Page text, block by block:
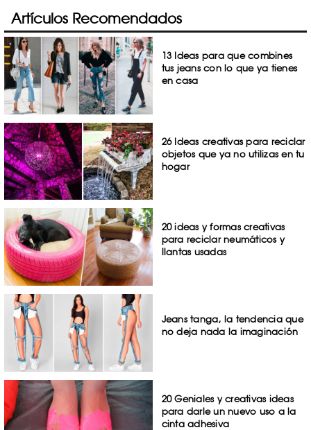
Artículos Recomendados
13 Ideas para que combines
tus jeans con lo que ya tienes
en casa
26 Ideas creativas para reciclar
objetos que ya no utilizas en tu
hogar
20 ideas y formas creativas
para reciclar neumáticos y
llantas usadas
Jeans tanga, la tendencia que
no deja nada la imaginación
20 Geniales y creativas ideas
para darle un nuevo uso a la
cinta adhesiva